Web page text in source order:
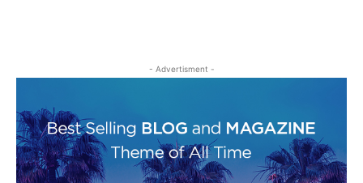
- Advertisment -